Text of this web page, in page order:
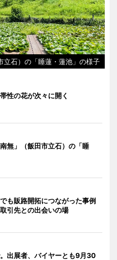
立石）の「睡蓮・蓮池」の様子
性の花が次々に開く
南無」（飯田市立石）の「睡
も販路開拓につながった事例
引先との出会いの場
出展者、バイヤーとも9月30